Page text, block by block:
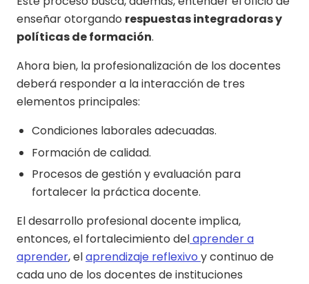
enseñar otorgando respuestas integradoras y
políticas de formación.
Ahora bien, la profesionalización de los docentes
deberá responder a la interacción de tres
elementos principales:
Condiciones laborales adecuadas.
Formación de calidad.
Procesos de gestión y evaluación para
fortalecer la práctica docente.
El desarrollo profesional docente implica,
entonces, el fortalecimiento delaprender a
aprender, elaprendizaje reflexivo y continuo de
cada uno de los docentes de instituciones